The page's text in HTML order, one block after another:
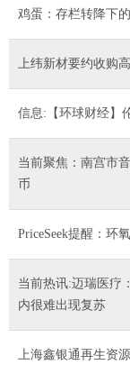
鸡蛋：存栏转降下
上纬新材要约收购
信息:【环球财经】
当前聚焦：南宫市
币
PriceSeek提醒：环
当前热讯:迈瑞医疗
内很难出现复苏
上海鑫银通再生资